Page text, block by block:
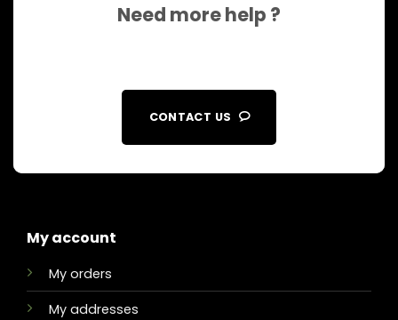
Need more help ?
CONTACT US
My account
My orders
My addresses